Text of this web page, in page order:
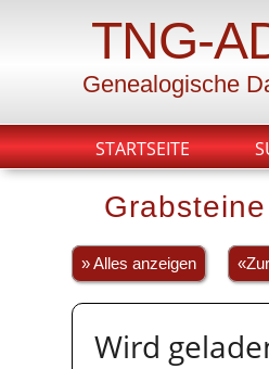
TNG-
Genealogische
STARTSEITE
Grabsteine
» Alles anzeigen
Wird